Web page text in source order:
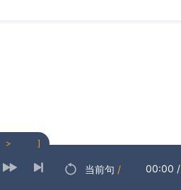
> ]
当前句 / 00:00 /